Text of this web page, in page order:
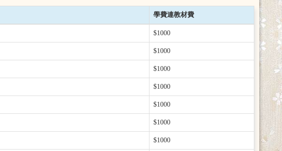
學費連教材費
$1000
$1000
$1000
$1000
$1000
$1000
$1000